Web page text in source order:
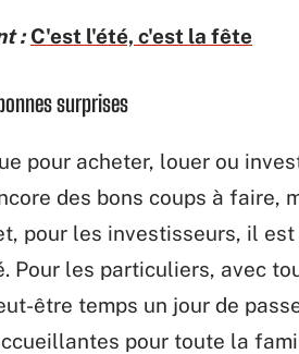
: C'est l'été, c'est la fête
surprises
pour acheter, louer ou
des bons coups à faire,
pour les investisseurs, il
Pour les particuliers, avec
être temps un jour de
pour toute la